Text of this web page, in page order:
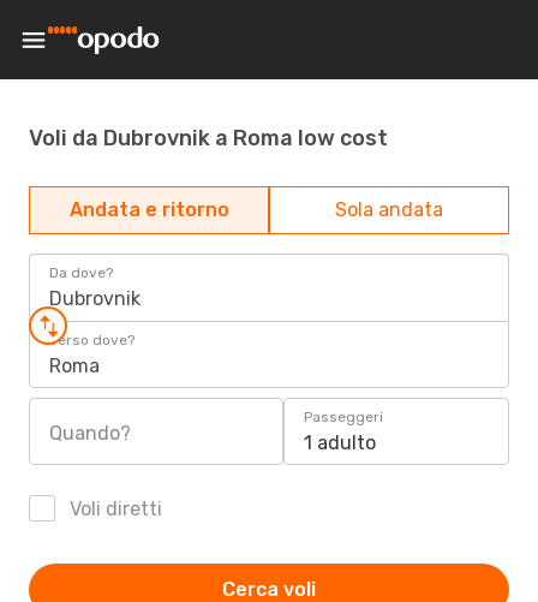
Voli da Dubrovnik a Roma low cost
Andata e ritorno Sola andata
Da dove?
Dubrovnik
Verso dove?
Roma
Quando?
Passeggeri
1 adulto
Voli diretti
Cerca voli